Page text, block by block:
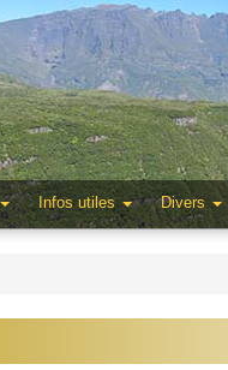
Infos utiles Divers